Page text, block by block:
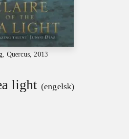
Quercus, 2013
light (engelsk)